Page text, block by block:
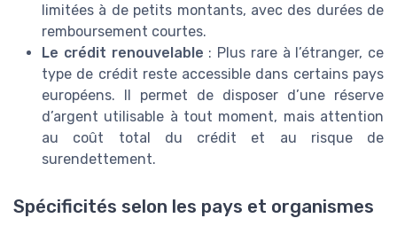
limitées à de petits montants, avec des durées de
remboursement courtes.
Le crédit renouvelable : Plus rare à l’étranger, ce
type de crédit reste accessible dans certains pays
européens. Il permet de disposer d’une réserve
d’argent utilisable à tout moment, mais attention
au coût total du crédit et au risque de
surendettement.
Spécificités selon les pays et organismes